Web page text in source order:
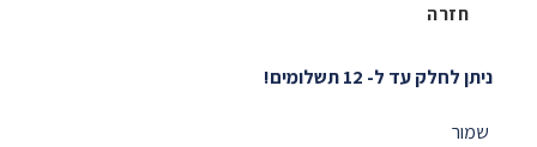
חזרה
ניתן לחלק עד ל- 12 תשלומים!
שמור